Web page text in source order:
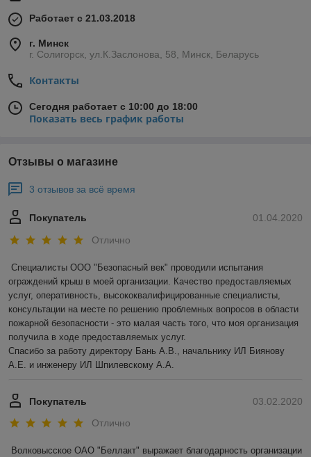
Работает с 21.03.2018
г. Минск
г. Солигорск, ул.К.Заслонова, 58, Минск, Беларусь
Контакты
Сегодня работает с 10:00 до 18:00
Показать весь график работы
Отзывы о магазине
3 отзывов за всё время
01.04.2020
Покупатель
Отлично
Специалисты ООО "Безопасный век" проводили испытания
ограждений крыш в моей организации. Качество предоставляемых
услуг, оперативность, высококвалифицированные специалисты,
консультации на месте по решению проблемных вопросов в области
пожарной безопасности - это малая часть того, что моя организация
получила в ходе предоставляемых услуг.
Спасибо за работу директору Бань А.В., начальнику ИЛ Биянову
А.Е. и инженеру ИЛ Шпилевскому А.А.
03.02.2020
Покупатель
Отлично
Волковысское ОАО "Беллакт" выражает благодарность организации